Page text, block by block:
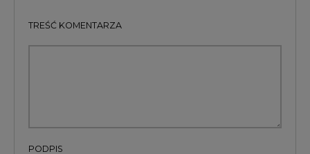
TREŚĆ KOMENTARZA
PODPIS